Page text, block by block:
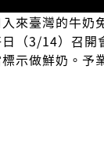
來臺灣的牛
（3/14）召開
示做鮮奶。予